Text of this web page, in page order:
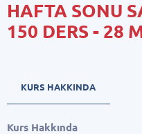
HAFTA SONU
150 DERS - 28
KURS HAKKINDA
Kurs Hakkında